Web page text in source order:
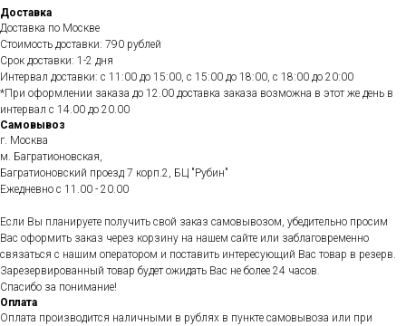
Доставка
Доставка по Москве
Стоимость доставки: 790 рублей
Срок доставки: 1-2 дня
Интервал доставки: с 11:00 до 15:00, с 15:00 до 18:00, с 18:00 до 20:00
*При оформлении заказа до 12.00 доставка заказа возможна в этот же день в
интервал с 14.00 до 20.00
Самовывоз
г. Москва
м. Багратионовская,
Багратионовский проезд 7 корп.2, БЦ "Рубин"
Ежедневно c 11.00 - 20.00
Если Вы планируете получить свой заказ самовывозом, убедительно просим
Вас оформить заказ через корзину на нашем сайте или заблаговременно
связаться с нашим оператором и поставить интересующий Вас товар в резерв.
Зарезервированный товар будет ожидать Вас не более 24 часов.
Спасибо за понимание!
Оплата
Оплата производится наличными в рублях в пункте самовывоза или при